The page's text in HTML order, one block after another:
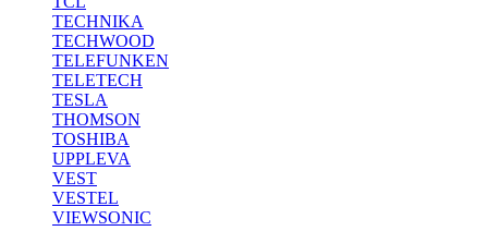
TECHNIKA
TECHWOOD
TELEFUNKEN
TELETECH
TESLA
THOMSON
TOSHIBA
UPPLEVA
VEST
VESTEL
VIEWSONIC